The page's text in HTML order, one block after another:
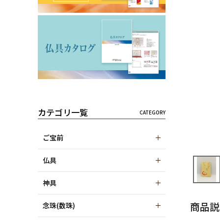
カテゴリ一覧
ご宝前
仏具
神具
念珠(数珠) 商品